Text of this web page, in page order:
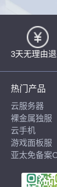
3天无理由
热门产品
云服务器
裸金属独服
云手机
游戏面板服
亚太免备案